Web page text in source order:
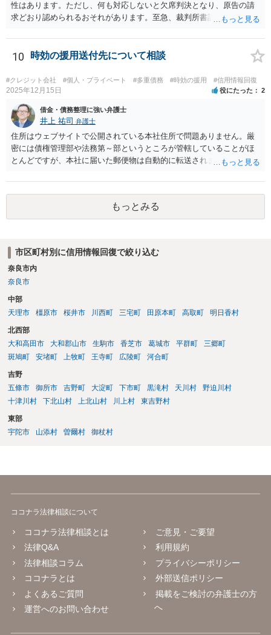
性はあります。ただし、何も対応しないと欠席判決となり、原告の請
求どおり認められるおそれがあります。至急、裁判所書記官に連絡し
10 時効の援用送付先について相談
#クレジット会社 #個人・プライベート #多重債務 #時効の援用 #信用情報回復
2025年12月15日 役にたった 2
借金・債務整理に強い弁護士
井上 祐司 弁護士
住所はウェブサイトで公開されている本社住所で問題ありません。厳
密には債権管理部や法務第～部というところが管轄していることがほ
とんどですが、本社に届いた郵便物は自動的に転送されます。 内容証
すのが通例です。 なお、信用情報において三井住友カード株式会社が
債権者として表示されていればそこへ送るのが正解だとは思います
が、同社が貸付や立替によって取得した債権は完全子会社であるSMB
Cコンシューマーファイナンス株式会社が保有・管理していることが通
ません。
もっとみる
市区町村別に信用情報回復で絞り込む
奈良市内
奈良市
中部
天理市
橿原市 桜井市 川西町 三宅町 田原本町 高取町 明日香村
北西部
大和高田市
大和郡山市 生駒市 香芝市 葛城市 平群町
三郷町
斑鳩町
安堵町 上牧町 王寺町 広陵町 河合町
吉野
五條市
御所市 吉野町 大淀町 下市町 黒滝村 天川村
野迫川村
十津川村
下北山村 上北山村 川上村 東吉野村
東部
宇陀市
山添村 曽爾村 御杖村
ココナラ法律相談について
ココナラ法律相談とは
法律Q&A
法律相談コラム
ココナラとは
よくあるご質問
運営へのお問い合わせ
ご意見・ご要望
利用規約
プライバシーポリシー
外部送信ポリシー
掲載をご検討の弁護士の方
へ